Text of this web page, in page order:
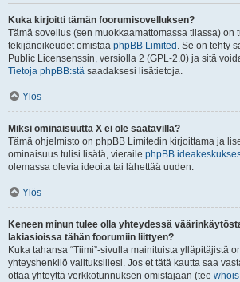
Kuka kirjoitti tämän foorumisovelluksen?
Tämä sovellus (sen muokkaamattomassa tilassa) on
tekijänoikeudet omistaa phpBB Limited . Se on tehty
Public Licensenssin, versiolla 2 (GPL-2.0) ja sitä
Tietoja phpBB:stä saadaksesi lisätietoja.
Ylös
Miksi ominaisuutta X ei ole saatavilla?
Tämä ohjelmisto on phpBB Limitedin kirjoittama ja
ominaisuus tulisi lisätä, vieraile phpBB
olemassa olevia ideoita tai lähettää uuden.
Ylös
Keneen minun tulee olla yhteydessä
lakiasioissa tähän foorumiin liittyen?
Kuka tahansa “Tiimi”-sivulla mainituista ylläpitäjistä
yhteyshenkilö valituksillesi. Jos et tätä kautta saa
ottaa yhteyttä verkkotunnuksen omistajaan (tee